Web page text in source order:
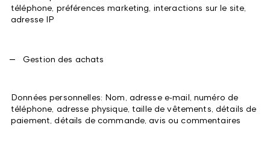
téléphone, préférences marketing, interactions sur le site,
adresse IP
Gestion des achats
Données personnelles: Nom, adresse e-mail, numéro de
téléphone, adresse physique, taille de vêtements, détails de
paiement, détails de commande, avis ou commentaires